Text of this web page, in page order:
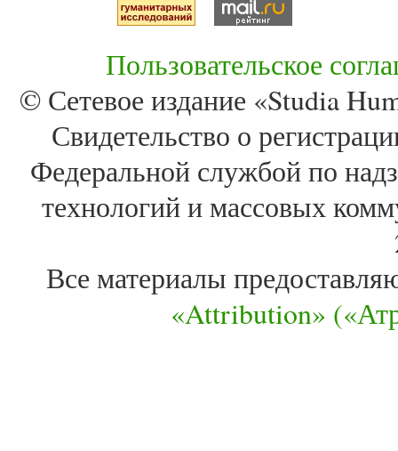
Пользовательское
© Сетевое издание «Studia
Свидетельство о
Федеральной службой по
технологий и массовых
Все материалы
«Attribution»